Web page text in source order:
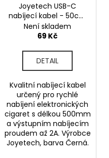
Joyetech USB-C
nabíjecí kabel - 50cm
- Black
Není skladem
69 Kč
DETAIL
Kvalitní nabíjecí kabel
určený pro rychlé
nabíjení elektronických
cigaret s délkou 500mm
a výstupním nabíjecím
proudem až 2A. Výrobce
Joyetech, barva Černá.